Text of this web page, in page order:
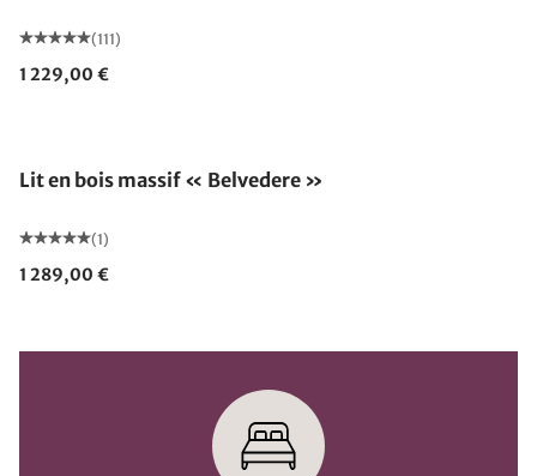
(111)
1 229,00 €
Lit en bois massif « Belvedere »
(1)
1 289,00 €